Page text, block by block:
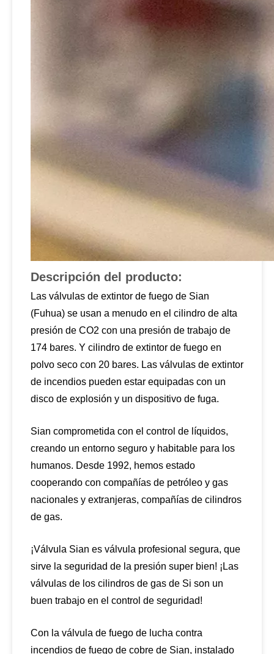
Descripción del producto:
Las válvulas de extintor de fuego de Sian
(Fuhua) se usan a menudo en el cilindro de alta
presión de CO2 con una presión de trabajo de
174 bares. Y cilindro de extintor de fuego en
polvo seco con 20 bares. Las válvulas de extintor
de incendios pueden estar equipadas con un
disco de explosión y un dispositivo de fuga.
Sian comprometida con el control de líquidos,
creando un entorno seguro y habitable para los
humanos. Desde 1992, hemos estado
cooperando con compañías de petróleo y gas
nacionales y extranjeras, compañías de cilindros
de gas.
¡Válvula Sian es válvula profesional segura, que
sirve la seguridad de la presión super bien! ¡Las
válvulas de los cilindros de gas de Si son un
buen trabajo en el control de seguridad!
Con la válvula de fuego de lucha contra
incendios de fuego de cobre de Sian, instalado